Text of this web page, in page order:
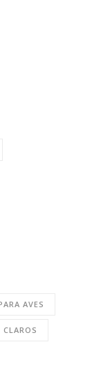
AVES
CLAROS